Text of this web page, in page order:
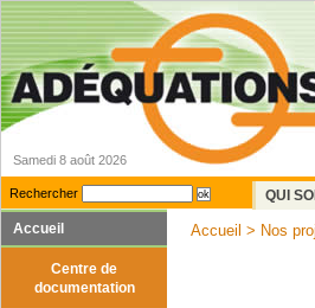
Samedi 8 août 2026
Rechercher QUI
Accueil
Centre de
documentation
Accueil > Nos